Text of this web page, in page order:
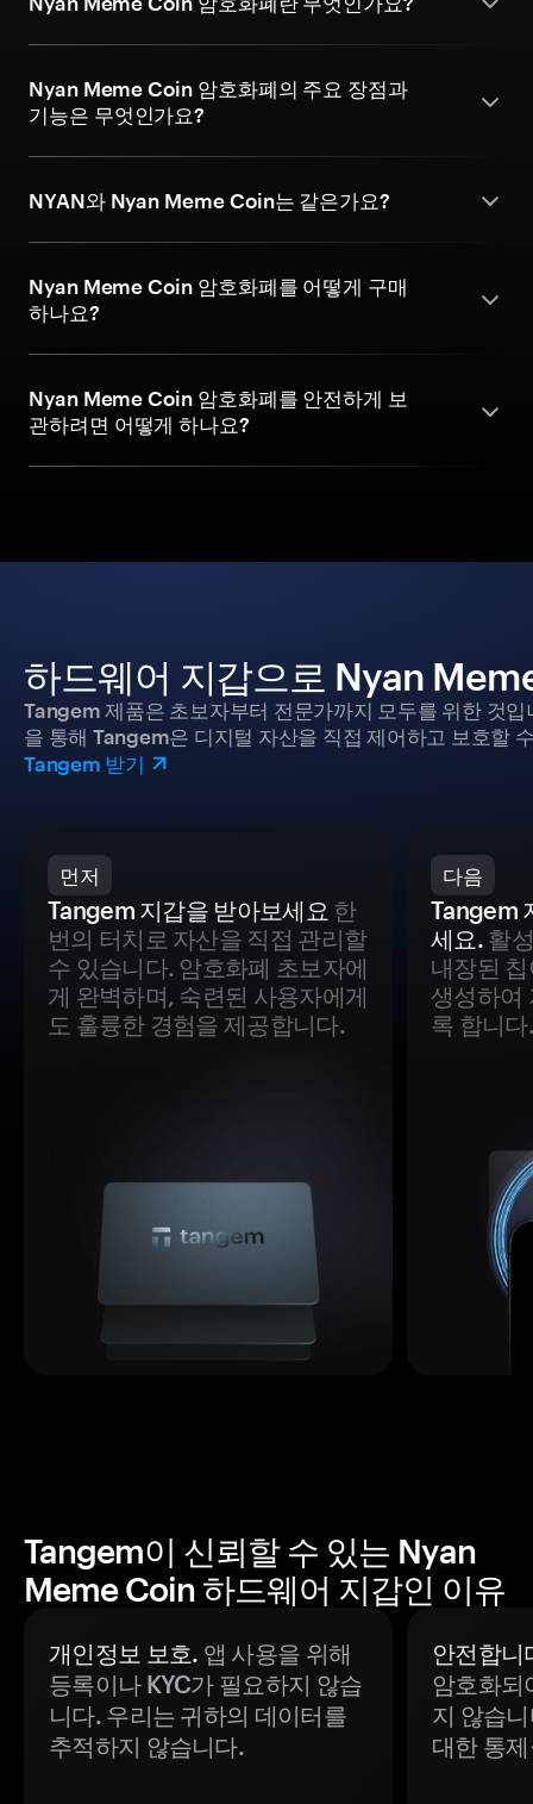
Nyan Meme Coin 암호화폐의 주요 장점과
기능은 무엇인가요?
NYAN와 Nyan Meme Coin는 같은가요?
Nyan Meme Coin 암호화폐를 어떻게 구매
하나요?
Nyan Meme Coin 암호화폐를 안전하게 보
관하려면 어떻게 하나요?
하드웨어 지갑으로 Nyan
Tangem 제품은 초보자부터 전문가까지 모두를 위한 것
을 통해 Tangem은 디지털 자산을 직접 제어하고 보호할
Tangem 받기
먼저
Tangem 지갑을 받아보세요 한
번의 터치로 자산을 직접 관리할
수 있습니다. 암호화폐 초보자에
게 완벽하며, 숙련된 사용자에게
도 훌륭한 경험을 제공합니다.
다음
Tangem
세요.활
내장된
생성하여
록 합니다.
Tangem이 신뢰할 수 있는 Nyan
Meme Coin 하드웨어 지갑인 이유
개인정보 보호. 앱 사용을 위해
등록이나 KYC가 필요하지 않습
니다. 우리는 귀하의 데이터를
추적하지 않습니다.
안전합니
암호화되
지 않습
대한 통